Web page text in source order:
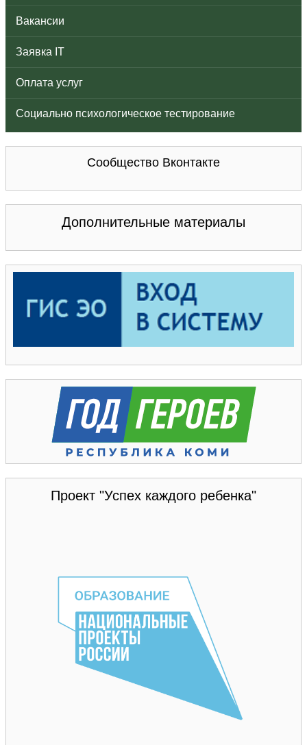
Вакансии
Заявка IT
Оплата услуг
Социально психологическое тестирование
Сообщество Вконтакте
Дополнительные материалы
Проект "Успех каждого ребенка"